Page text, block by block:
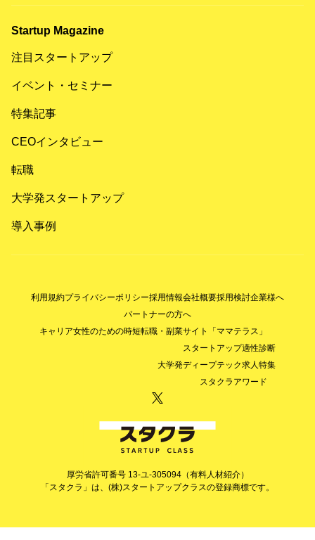
Startup Magazine
注目スタートアップ
イベント・セミナー
特集記事
CEOインタビュー
転職
大学発スタートアップ
導入事例
利用規約プライバシーポリシー採用情報会社概要採用検討企業様へ
パートナーの方へ
キャリア女性のための時短転職・副業サイト「ママテラス」
スタートアップ適性診断
大学発ディープテック求人特集
スタクラアワード
厚労省許可番号 13-ユ-305094（有料人材紹介）
「スタクラ」は、(株)スタートアップクラスの登録商標です。